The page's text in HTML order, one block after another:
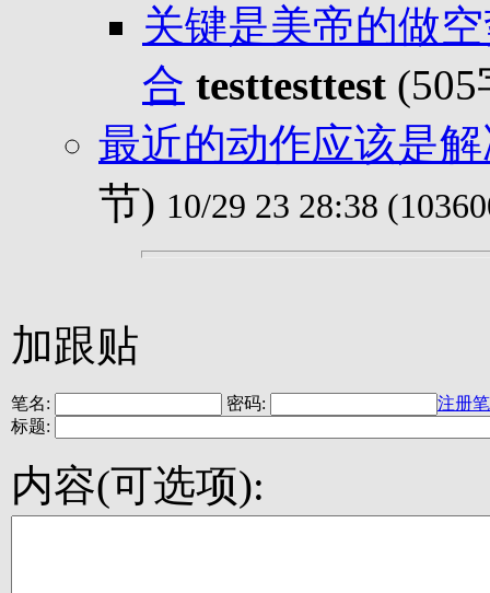
关键是美帝的做
合 testtesttest
最近的动作应该是
节) 10/29 23 28:38
加跟贴
笔名: 密码:
注册
标题:
内容(可选项):